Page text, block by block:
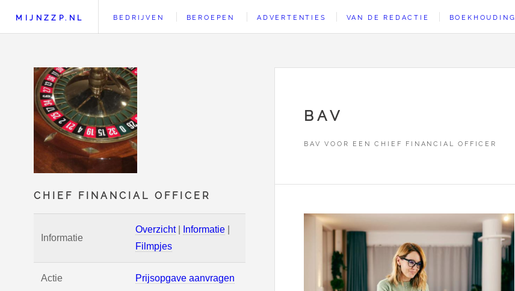
CHIEF FINANCIAL OFFICER
Informatie
Overzicht| Informatie
Filmpjes
Actie Prijsopgave aanvragen
MIJNZZP.NL BEDRIJVEN BEROEPEN ADVERTENTIES VAN DE REDACTIE BOEKHOUDING
BAV
BAV VOOR EEN CHIEF FINANCIAL OFFICER